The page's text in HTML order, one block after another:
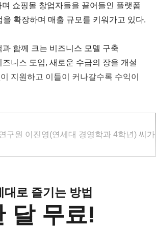
쇼핑몰 창업자들을 끌어들인 플랫폼
확장하며 매출 규모를 키워가고 있다.
함께 크는 비즈니스 모델 구축
니스 도입, 새로운 수급의 장을 개설
지원하고 이들이 커나갈수록 수익이
구원 이진영(연세대 경영학과 4학년) 씨가
로 즐기는 방법
달 무료!